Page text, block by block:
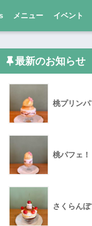
メニュー イベント
最新のお知らせ
桃プリンパ
桃パフェ！
さくらんぼ